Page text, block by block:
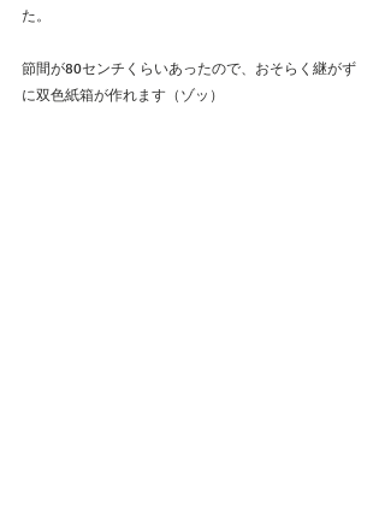
た。
節間が80センチくらいあったので、おそらく継がず
に双色紙箱が作れます（ゾッ）